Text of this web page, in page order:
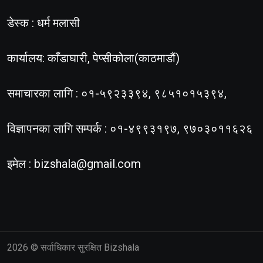
डेस्क : धर्म मलासी
कार्यालय: काँडाघारी, पेप्सीकोला(काठमाडौं)
समाचारका लागि : ०१-५९२३३९४, ९८५१०१५३९४,
विज्ञापनका लागि सम्पर्क : ०१-४९९३१९७, ९७०३०११६२६
इमेल : bizshala@gmail.com
2026 © सर्वाधिकार सुरक्षित Bizshala